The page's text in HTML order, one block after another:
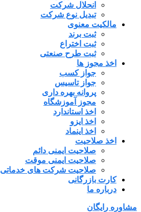
انحلال شرکت
تبدیل نوع شرکت
مالکیت معنوی
ثبت برند
ثبت اختراع
ثبت طرح صنعتی
اخذ مجوز ها
جواز کسب
جواز تاسیس
پروانه بهره داری
مجوز آموزشگاه
اخذ استاندارد
اخذ ایزو
اخذ اینماد
اخذ صلاحیت
صلاحیت ایمنی دائم
صلاحیت ایمنی موقت
صلاحیت شرکت های خدماتی
کارت بازرگانی
درباره ما
مشاوره رایگان